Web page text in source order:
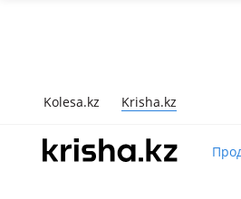
Kolesa.kz Krisha.kz